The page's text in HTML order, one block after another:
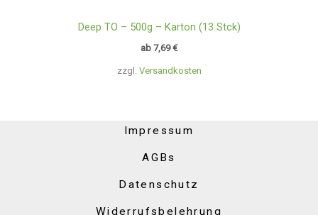
zzgl. Versandkosten
Deep TO – 500g – Karton (13 Stck)
ab 7,69€
Impressum
AGBs
Datenschutz
Widerrufsbelehrung